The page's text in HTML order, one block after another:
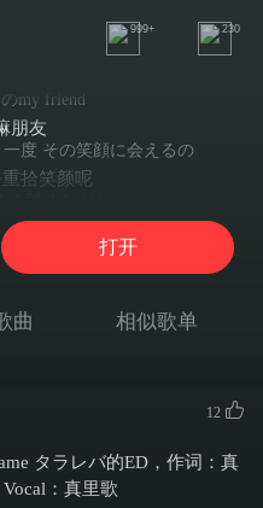
999+ 230
my friend
朋友
度 その笑顔に会えるの
拾笑颜呢
的街景
ように そーと
轻翻页
路途中了
きない
语表达
打开
曲 相似歌单
12
タラレバ的ED，作词：真
：真里歌